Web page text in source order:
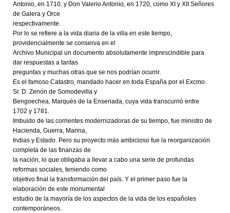
Antonio, en 1710, y Don Valerio Antonio, en 1720, como XI y XII Señores
de Galera y Orce
respectivamente.
Por lo se refiere a la vida diaria de la villa en este tiempo,
providencialmente se conserva en el
Archivo Municipal un documento absolutamente imprescindible para
dar respuestas a tantas
preguntas y muchas otras que se nos podrían ocurrir.
Es el famoso Catastro, mandado hacer en toda España por el Excmo.
Sr. D. Zenón de Somodevilla y
Bengoechea, Marqués de la Ensenada, cuya vida transcurrió entre
1702 y 1781.
Imbuido de las corrientes modernizadoras de su tiempo, fue ministro de
Hacienda, Guerra, Marina,
Indias y Estado. Pero su proyecto más ambicioso fue la reorganización
completa de las finanzas de
la nación, lo que obligaba a llevar a cabo una serie de profundas
reformas sociales, teniendo como
objetivo final la transformación del país. Y el primer paso fue la
elaboración de este monumental
estudio de la mayoría de los aspectos de la vida de los españoles
contemporáneos.